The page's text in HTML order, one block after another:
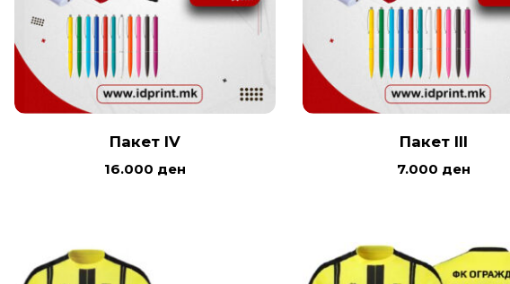
Пакет IV
16.000 ден
Пакет III
7.000 ден